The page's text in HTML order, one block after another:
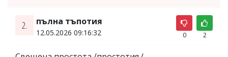
2. пълна тъпотия
12.05.2026 09:16:32 0 2